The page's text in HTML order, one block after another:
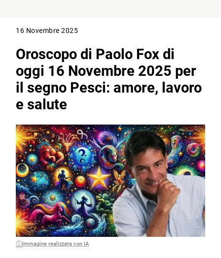
16 Novembre 2025
Oroscopo di Paolo Fox di
oggi 16 Novembre 2025 per
il segno Pesci: amore, lavoro
e salute
Immagine realizzata con IA